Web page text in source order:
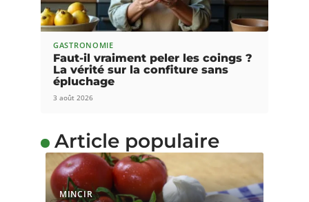
GASTRONOMIE
Faut-il vraiment peler les coings ?
La vérité sur la confiture sans
épluchage
3 août 2026
Article populaire
MINCIR